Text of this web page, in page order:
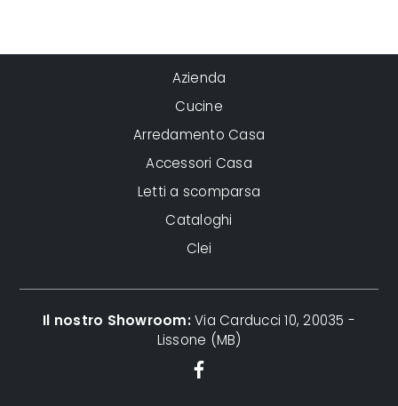
Azienda
Cucine
Arredamento Casa
Accessori Casa
Letti a scomparsa
Cataloghi
Clei
Il nostro Showroom:Via Carducci 10, 20035 -
Lissone (MB)